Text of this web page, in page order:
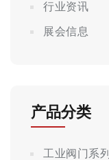
行业资讯
展会信息
产品分类
工业阀门系列